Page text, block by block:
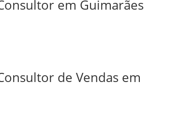
em Guimarães
de Vendas em